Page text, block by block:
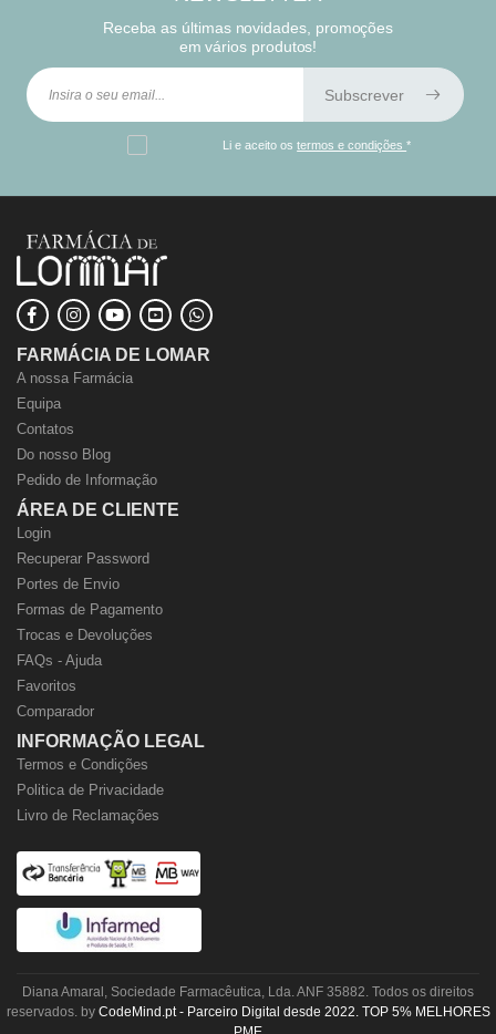
Receba as últimas novidades, promoções
em vários produtos!
Subscrever
Li e aceito ostermos e condições*
FARMÁCIA DE LOMAR
A nossa Farmácia
Equipa
Contatos
Do nosso Blog
Pedido de Informação
ÁREA DE CLIENTE
Login
Recuperar Password
Portes de Envio
Formas de Pagamento
Trocas e Devoluções
FAQs - Ajuda
Favoritos
Comparador
INFORMAÇÃO LEGAL
Termos e Condições
Politica de Privacidade
Livro de Reclamações
Diana Amaral, Sociedade Farmacêutica, Lda. ANF 35882. Todos os direitos
reservados. by CodeMind.pt - Parceiro Digital desde 2022. TOP 5% MELHORES